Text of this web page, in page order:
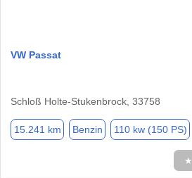
VW Passat
Schloß Holte-Stukenbrock, 33758
15.241 km Benzin 110 kw (150 PS)
★